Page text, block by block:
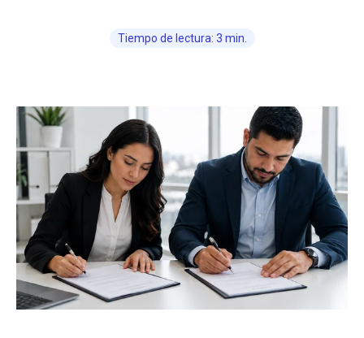
Tiempo de lectura: 3 min.